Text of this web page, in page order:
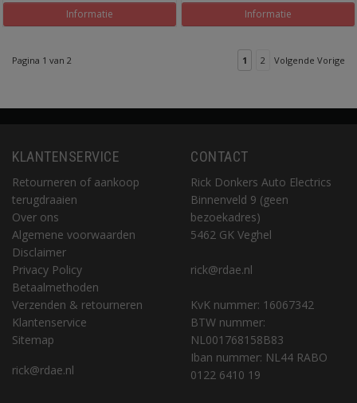
Informatie Informatie
Pagina 1 van 2 1 2 Volgende Vorige
KLANTENSERVICE
Retourneren of aankoop
terugdraaien
Over ons
Algemene voorwaarden
Disclaimer
Privacy Policy
Betaalmethoden
Verzenden & retourneren
Klantenservice
Sitemap
rick@rdae.nl
CONTACT
Rick Donkers Auto Electrics
Binnenveld 9 (geen
bezoekadres)
5462 GK Veghel
rick@rdae.nl
KvK nummer: 16067342
BTW nummer:
NL001768158B83
Iban nummer: NL44 RABO
0122 6410 19